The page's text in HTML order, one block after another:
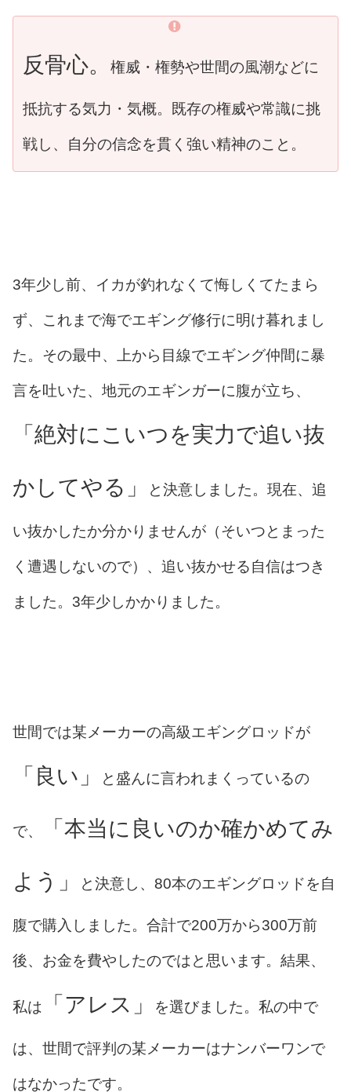
反骨心。 権威・権勢や世間の風潮などに
抵抗する気力・気概。既存の権威や常識に挑
戦し、自分の信念を貫く強い精神のこと。
3年少し前、イカが釣れなくて悔しくてたまら
ず、これまで海でエギング修行に明け暮れまし
た。その最中、上から目線でエギング仲間に暴
言を吐いた、地元のエギンガーに腹が立ち、
「絶対にこいつを実力で追い抜
かしてやる」 と決意しました。現在、追
い抜かしたか分かりませんが（そいつとまった
く遭遇しないので）、追い抜かせる自信はつき
ました。3年少しかかりました。
世間では某メーカーの高級エギングロッドが
「良い」 と盛んに言われまくっているの
で、 「本当に良いのか確かめてみ
よう」 と決意し、80本のエギングロッドを自
腹で購入しました。合計で200万から300万前
後、お金を費やしたのではと思います。結果、
私は 「アレス」 を選びました。私の中で
は、世間で評判の某メーカーはナンバーワンで
はなかったです。